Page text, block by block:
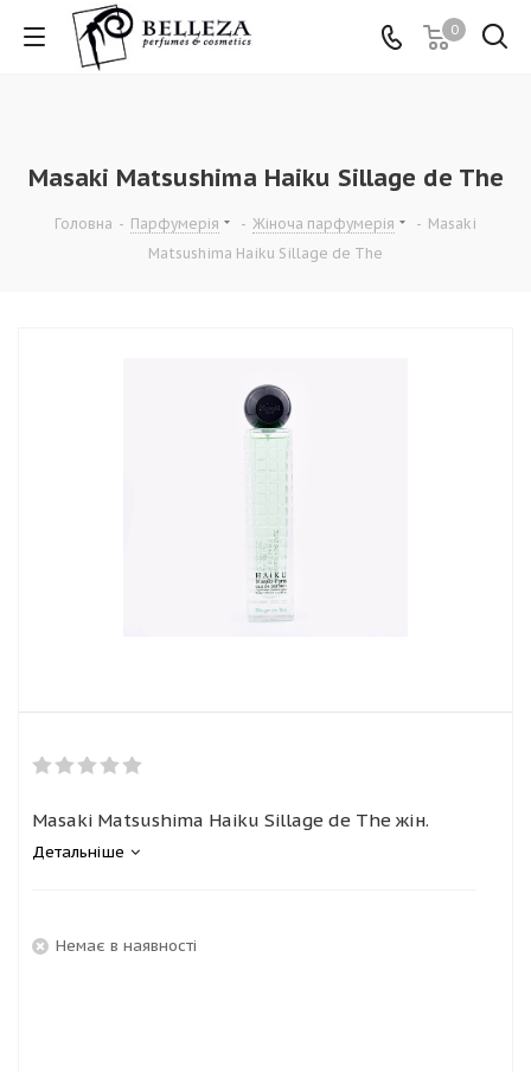
0
Masaki Matsushima Haiku Sillage de The
Головна - Парфумерія - Жіноча парфумерія - Masaki
Matsushima Haiku Sillage de The
Masaki Matsushima Haiku Sillage de The жін.
Детальніше
Немає в наявності